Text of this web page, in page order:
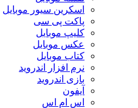
اسکرین سیور موبایل
پاکت پی سی
کلیپ موبایل
عکس موبایل
کتاب موبایل
نرم افزار اندروید
بازی اندروید
آیفون
اس ام اس